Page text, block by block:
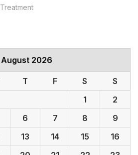
August 2026
T F S
S
1
2
6 7 8
9
13 14 15
16